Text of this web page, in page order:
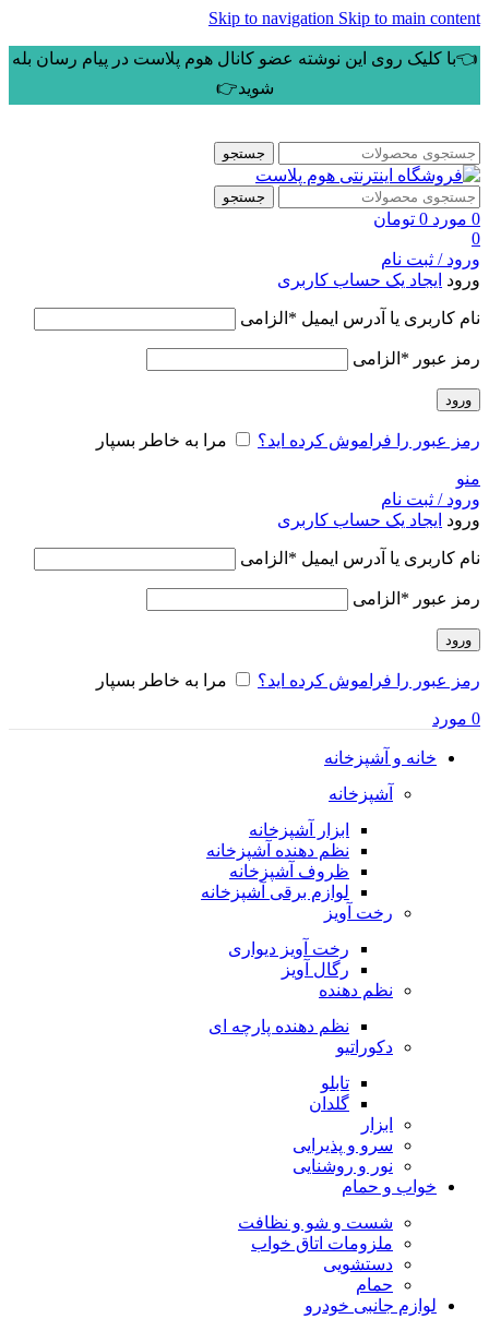
Skip to navigation Skip to main content
👈با کلیک روی این نوشته عضو کانال هوم پلاست در پیام رسان بله
شوید👉
جستجو
جستجو
0 مورد 0 تومان
0
ورود / ثبت نام
ورود ایجاد یک حساب کاربری
نام کاربری یا آدرس ایمیل * الزامی
رمز عبور * الزامی
ورود
رمز عبور را فراموش کرده اید؟ مرا به خاطر بسپار
منو
ورود / ثبت نام
ورود ایجاد یک حساب کاربری
نام کاربری یا آدرس ایمیل * الزامی
رمز عبور * الزامی
ورود
رمز عبور را فراموش کرده اید؟ مرا به خاطر بسپار
0 مورد
خانه و آشپزخانه
آشپزخانه
ابزار آشپزخانه
نظم دهنده آشپزخانه
ظروف آشپزخانه
لوازم برقی آشپزخانه
رخت آویز
رخت آویز دیواری
رگال آویز
نظم دهنده
نظم دهنده پارچه ای
دکوراتیو
تابلو
گلدان
ابزار
سرو و پذیرایی
نور و روشنایی
خواب و حمام
شست و شو و نظافت
ملزومات اتاق خواب
دستشویی
حمام
لوازم جانبی خودرو